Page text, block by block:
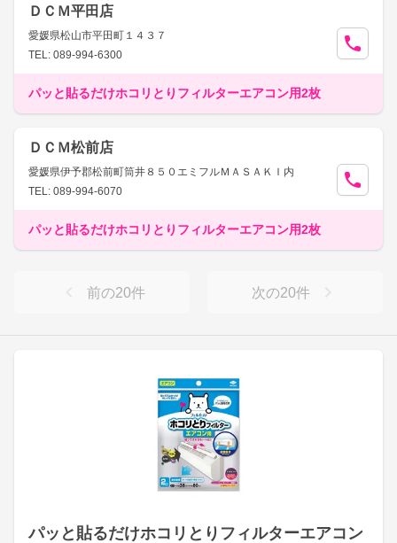
パッと貼るだけホコリとりフィルターエアコン
ＤＣＭ平田店
愛媛県松山市平田町１４３７
TEL: 089-994-6300
パッと貼るだけホコリとりフィルターエアコン用2枚
ＤＣＭ松前店
愛媛県伊予郡松前町筒井８５０エミフルＭＡＳＡＫＩ内
TEL: 089-994-6070
パッと貼るだけホコリとりフィルターエアコン用2枚
前の20件 次の20件